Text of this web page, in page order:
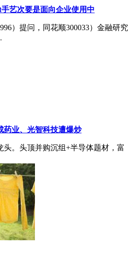
艺次要是面向企业使用中
）提问，同花顺300033）金融研究
药业、光智科技遭爆炒
头。头顶并购沉组+半导体题材，富